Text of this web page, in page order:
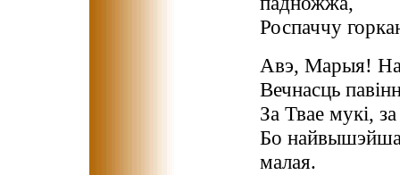
Роспаччу
Авэ, Марыя!
Вечнасць
За Твае мукі,
Бо
малая.